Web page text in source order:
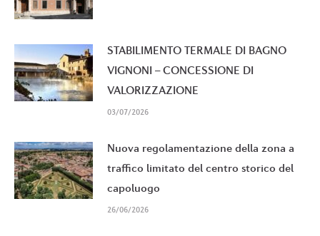
STABILIMENTO TERMALE DI BAGNO
VIGNONI – CONCESSIONE DI
VALORIZZAZIONE
03/07/2026
Nuova regolamentazione della zona a
traffico limitato del centro storico del
capoluogo
26/06/2026